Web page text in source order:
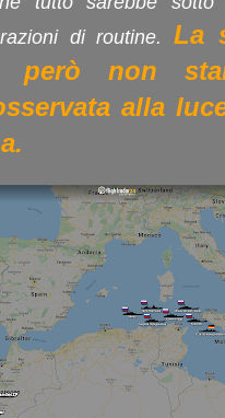
di routine.La
però non
alla